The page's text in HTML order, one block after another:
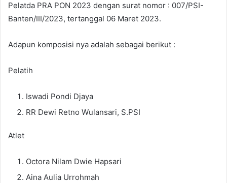
Pelatda PRA PON 2023 dengan surat nomor : 007/PSI-
Banten/III/2023, tertanggal 06 Maret 2023.
Adapun komposisi nya adalah sebagai berikut :
Pelatih
Iswadi Pondi Djaya
RR Dewi Retno Wulansari, S.PSI
Atlet
Octora Nilam Dwie Hapsari
Aina Aulia Urrohmah